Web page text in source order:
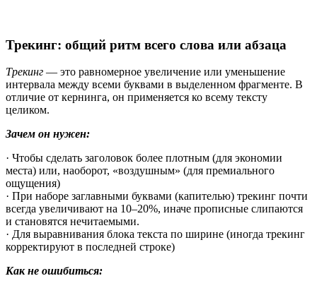
Трекинг: общий ритм всего слова или абзаца
Трекинг — это равномерное увеличение или уменьшение
интервала между всеми буквами в выделенном фрагменте. В
отличие от кернинга, он применяется ко всему тексту
целиком.
Зачем он нужен:
· Чтобы сделать заголовок более плотным (для экономии
места) или, наоборот, «воздушным» (для премиального
ощущения)
· При наборе заглавными буквами (капителью) трекинг почти
всегда увеличивают на 10–20%, иначе прописные слипаются
и становятся нечитаемыми.
· Для выравнивания блока текста по ширине (иногда трекинг
корректируют в последней строке)
Как не ошибиться: